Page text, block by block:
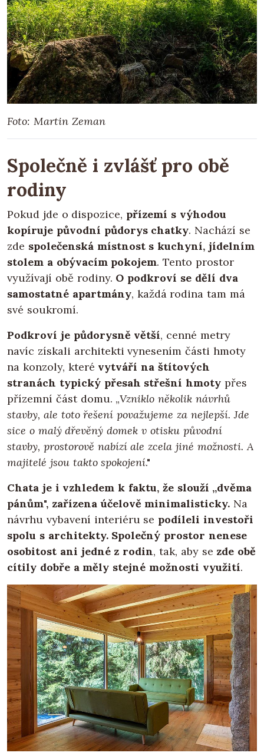
Foto: Martin Zeman
Společně i zvlášť pro obě
rodiny
Pokud jde o dispozice, přízemí s výhodou
kopíruje původní půdorys chatky. Nachází se
zde společenská místnost s kuchyní, jídelním
stolem a obývacím pokojem. Tento prostor
využívají obě rodiny. O podkroví se dělí dva
samostatné apartmány, každá rodina tam má
své soukromí.
Podkroví je půdorysně větší, cenné metry
navíc získali architekti vynesením části hmoty
na konzoly, které vytváří na štítových
stranách typický přesah střešní hmoty přes
přízemní část domu. „Vzniklo několik návrhů
stavby, ale toto řešení považujeme za nejlepší. Jde
sice o malý dřevěný domek v otisku původní
stavby, prostorově nabízí ale zcela jiné možnosti. A
majitelé jsou takto spokojení."
Chata je i vzhledem k faktu, že slouží „dvěma
pánům", zařízena účelově minimalisticky. Na
návrhu vybavení interiéru se podíleli investoři
spolu s architekty. Společný prostor nenese
osobitost ani jedné z rodin, tak, aby se zde obě
cítily dobře a měly stejné možnosti využití.